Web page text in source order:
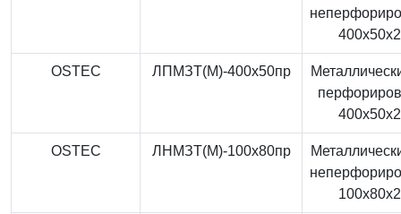
OSTEC ЛПМЗТ(М)-400x50пр
OSTEC ЛНМЗТ(М)-100x80пр